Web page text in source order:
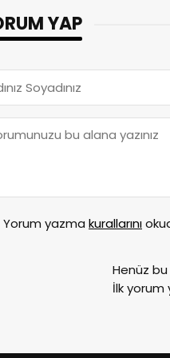
YAP
Yorum yazma kurallarını
Henüz
İlk yorum